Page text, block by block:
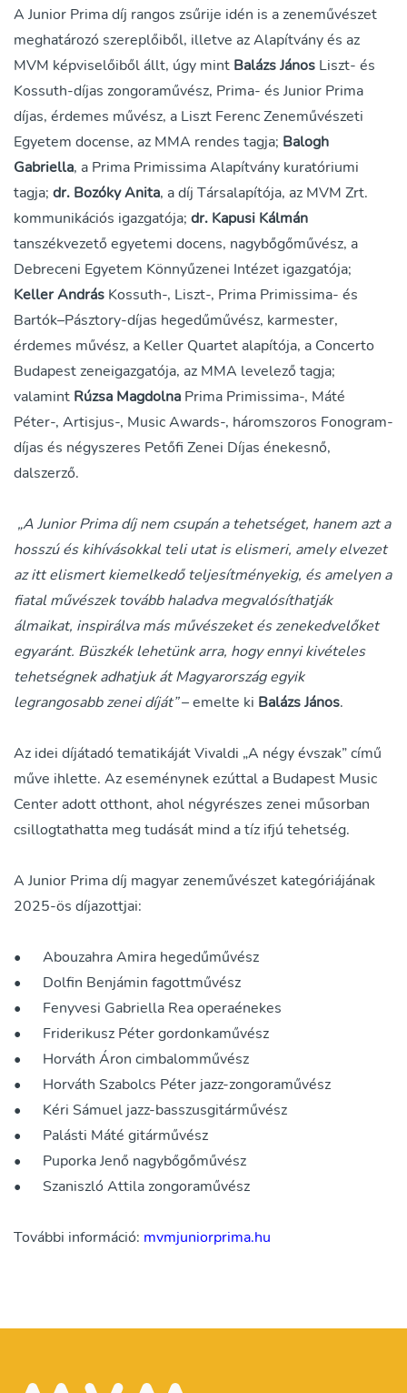
A Junior Prima díj rangos zsűrije idén is a zeneművészet
meghatározó szereplőiből, illetve az Alapítvány és az
MVM képviselőiből állt, úgy mint Balázs János Liszt- és
Kossuth-díjas zongoraművész, Prima- és Junior Prima
díjas, érdemes művész, a Liszt Ferenc Zeneművészeti
Egyetem docense, az MMA rendes tagja; Balogh
Gabriella, a Prima Primissima Alapítvány kuratóriumi
tagja; dr. Bozóky Anita, a díj Társalapítója, az MVM Zrt.
kommunikációs igazgatója; dr. Kapusi Kálmán
tanszékvezető egyetemi docens, nagybőgőművész, a
Debreceni Egyetem Könnyűzenei Intézet igazgatója;
Keller András Kossuth-, Liszt-, Prima Primissima- és
Bartók–Pásztory-díjas hegedűművész, karmester,
érdemes művész, a Keller Quartet alapítója, a Concerto
Budapest zeneigazgatója, az MMA levelező tagja;
valamint Rúzsa Magdolna Prima Primissima-, Máté
Péter-, Artisjus-, Music Awards-, háromszoros Fonogram-
díjas és négyszeres Petőfi Zenei Díjas énekesnő,
dalszerző.
„A Junior Prima díj nem csupán a tehetséget, hanem azt a
hosszú és kihívásokkal teli utat is elismeri, amely elvezet
az itt elismert kiemelkedő teljesítményekig, és amelyen a
fiatal művészek tovább haladva megvalósíthatják
álmaikat, inspirálva más művészeket és zenekedvelőket
egyaránt. Büszkék lehetünk arra, hogy ennyi kivételes
tehetségnek adhatjuk át Magyarország egyik
legrangosabb zenei díját”– emelte ki Balázs János.
Az idei díjátadó tematikáját Vivaldi „A négy évszak” című
műve ihlette. Az eseménynek ezúttal a Budapest Music
Center adott otthont, ahol négyrészes zenei műsorban
csillogtathatta meg tudását mind a tíz ifjú tehetség.
A Junior Prima díj magyar zeneművészet kategóriájának
2025-ös díjazottjai:
•
Abouzahra Amira hegedűművész
•
Dolfin Benjámin fagottművész
•
Fenyvesi Gabriella Rea operaénekes
•
Friderikusz Péter gordonkaművész
•
Horváth Áron cimbalomművész
•
Horváth Szabolcs Péter jazz-zongoraművész
•
Kéri Sámuel jazz-basszusgitárművész
•
Palásti Máté gitárművész
•
Puporka Jenő nagybőgőművész
•
Szaniszló Attila zongoraművész
További információ: mvmjuniorprima.hu